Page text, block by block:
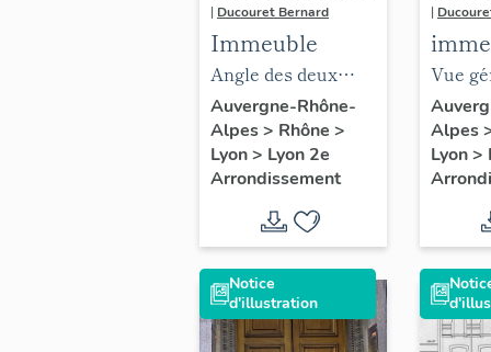
| Ducouret Bernard
Immeuble
Angle des deux
façades, détail des
trois premiers
niveaux
Auvergne-Rhône-
Alpes> Rhône >
Lyon> Lyon 2e
Arrondissement
|
Vue
Alpes
Lyon>
Notice
d'illustration